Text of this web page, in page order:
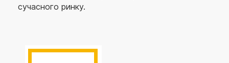
сучасного ринку.